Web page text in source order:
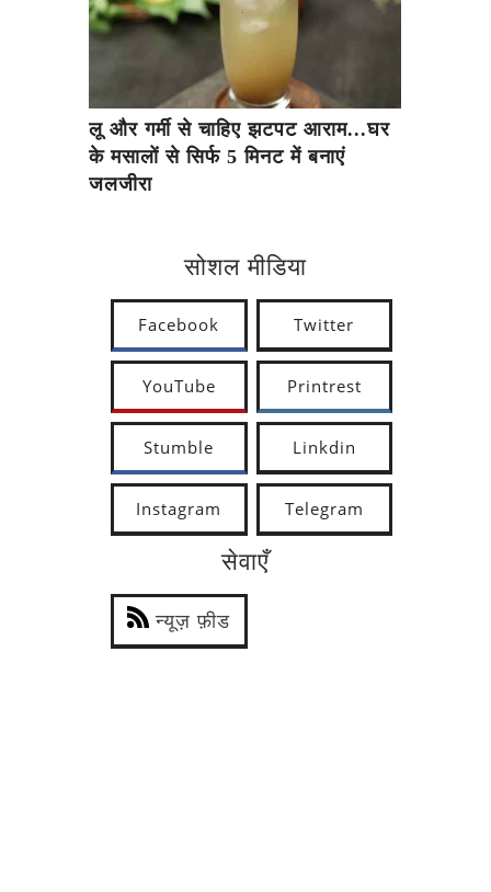
लू और गर्मी से चाहिए झटपट आराम...घर
के मसालों से सिर्फ 5 मिनट में बनाएं
जलजीरा
सोशल मीडिया
Facebook Twitter
YouTube Printrest
Stumble Linkdin
Instagram Telegram
सेवाएँ
न्यूज़ फ़ीड